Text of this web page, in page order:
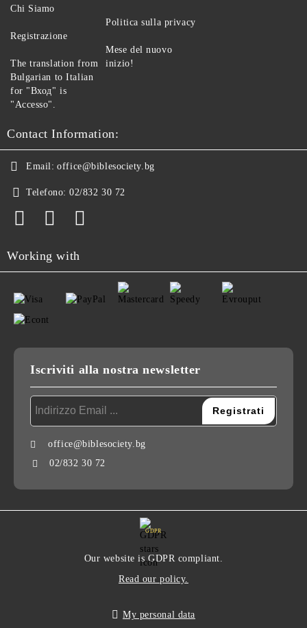
Chi Siamo
Registrazione
The translation from
Bulgarian to Italian
for "Вход" is
"Accesso".
Politica sulla privacy
Mese del nuovo
inizio!
Contact Information:
Email: office@biblesociety.bg
Telefono: 02/832 30 72
Working with
Iscriviti alla nostra newsletter
office@biblesociety.bg
02/832 30 72
GDPR
Our website is GDPR compliant.
Read our policy.
My personal data